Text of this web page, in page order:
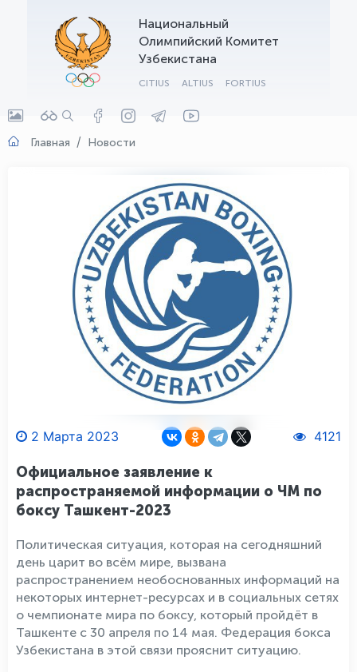
Национальный
Олимпийский Комитет
Узбекистана
CITIUS ALTIUS FORTIUS
Главная Новости
2 Марта 2023 4121
Официальное заявление к
распространяемой информации о ЧМ по
боксу Ташкент-2023
Политическая ситуация, которая на сегодняшний
день царит во всём мире, вызвана
распространением необоснованных информаций на
некоторых интернет-ресурсах и в социальных сетях
о чемпионате мира по боксу, который пройдёт в
Ташкенте с 30 апреля по 14 мая. Федерация бокса
Узбекистана в этой связи прояснит ситуацию.
OLYMPCHIK AI - yordamchi
Онлайн · olympic.uz